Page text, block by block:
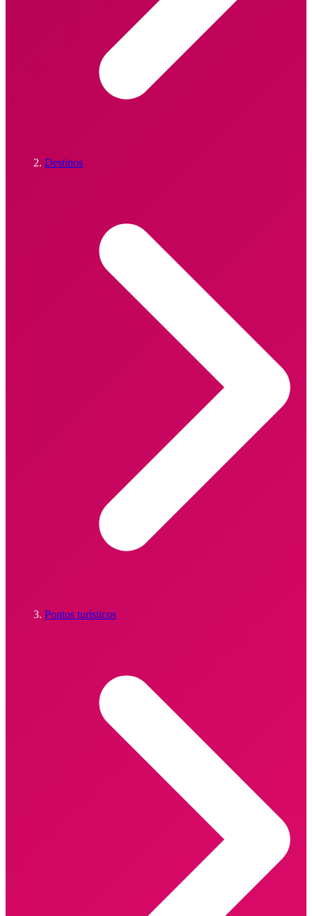
Destinos
Pontos turísticos